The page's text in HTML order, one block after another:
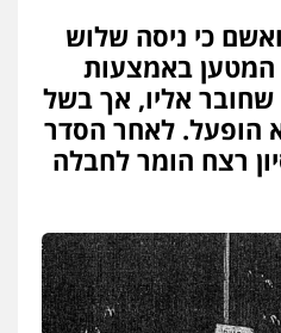
עורכי דין
ג'לג'ולי
וחקירות עורכי דין לענייני
(24) הואשם כי ניסה שלוש
באמצעות
שחובר אליו, אך בשל
הופעל. לאחר הסדר
רצח הומר לחבלה